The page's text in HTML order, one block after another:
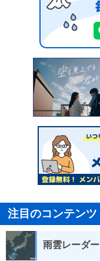
注目のコンテンツ
雨雲レーダー